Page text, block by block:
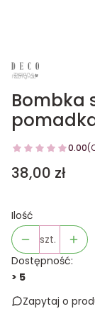
Bombka
0.00
Cena
38,00 zł
Ilość
szt.
Dostępność:
> 5
Zapytaj o